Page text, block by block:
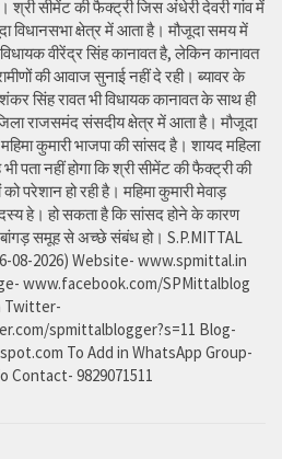
श्री सीमेंट की फैक्ट्री जिस अंधेरी देवरी गांव में
विधानसभा क्षेत्र में आता है। मौजूदा समय में
वीरेंद्र सिंह कानावत है, लेकिन कानावत
की आवाज सुनाई नहीं दे रही। ब्यावर के
सिंह रावत भी विधायक कानावत के साथ ही
राजसमंद संसदीय क्षेत्र में आता है। मौजूदा
कुमारी भाजपा की सांसद है। शायद महिला
पता नहीं होगा कि श्री सीमेंट की फैक्ट्री की
परेशान हो रही है। महिमा कुमारी मेवाड़
हे। हो सकता है कि सांसद होने के कारण
बांगड़ समूह से अच्छे संबंध हो। S.P.MITTAL
08-2026) Website- www.spmittal.in
www.facebook.com/SPMittalblog
Twitter-
spmittalblogger?s=11 Blog-
To Add in WhatsApp Group-
Contact- 9829071511